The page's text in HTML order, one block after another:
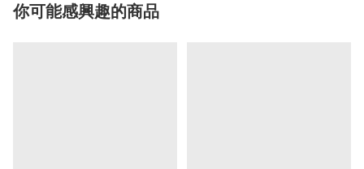
你可能感興趣的商品